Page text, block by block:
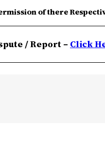
of there
/ Report – Click